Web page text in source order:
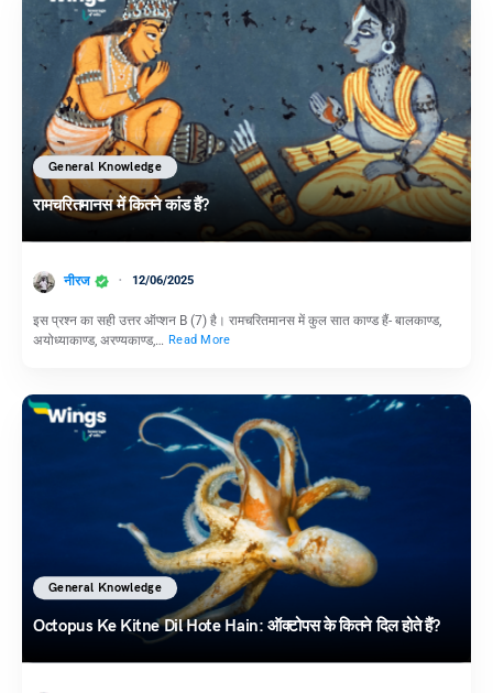
General Knowledge
रामचरितमानस में कितने कांड हैं?
नीरज 12/06/2025
इस प्रश्न का सही उत्तर ऑप्शन B (7) है। रामचरितमानस में कुल सात काण्ड हैं- बालकाण्ड,
अयोध्याकाण्ड, अरण्यकाण्ड,… Read More
General Knowledge
Octopus Ke Kitne Dil Hote Hain: ऑक्टोपस के कितने दिल होते हैं?